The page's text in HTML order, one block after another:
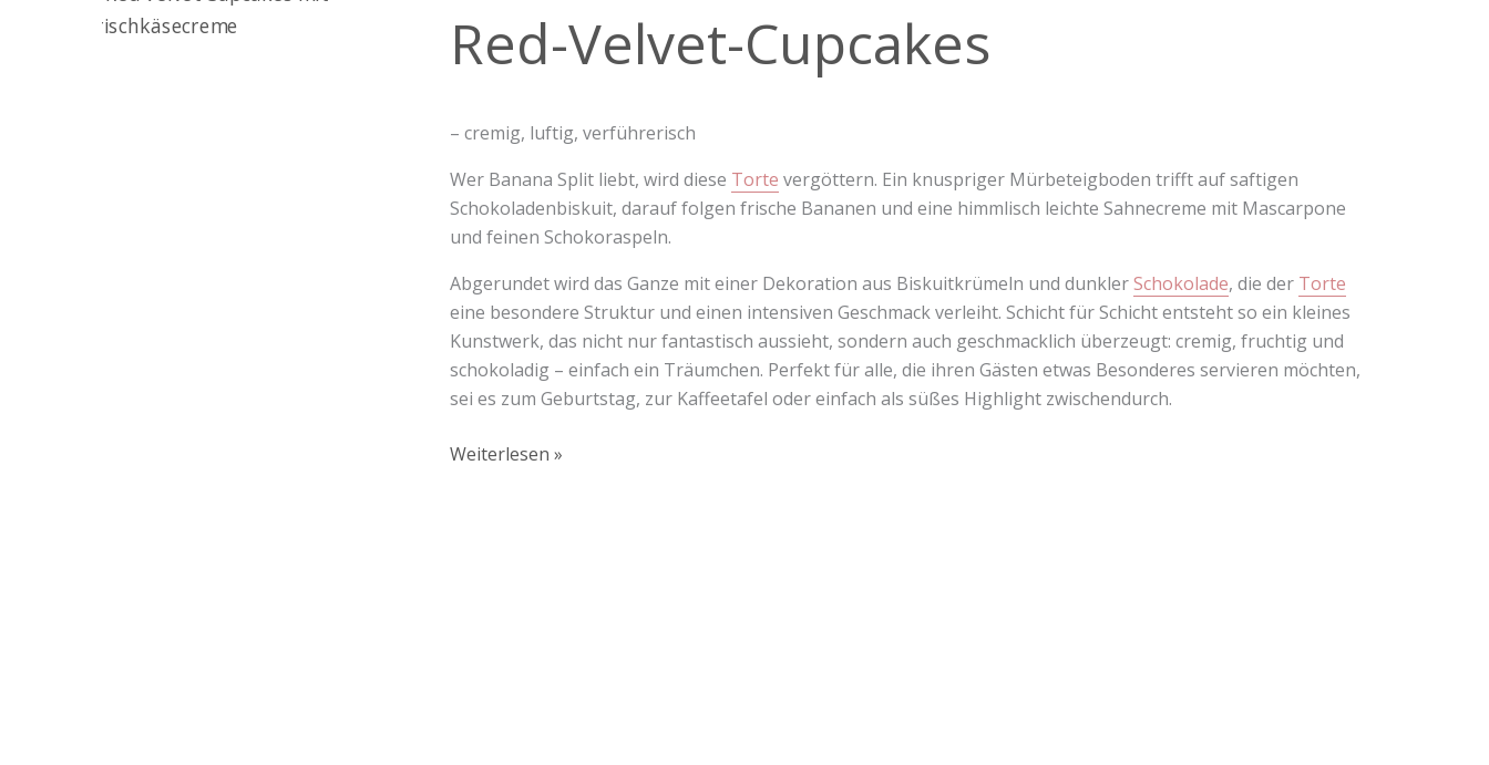
Red-Velvet-Cupcakes
– cremig, luftig, verführerisch
Wer Banana Split liebt, wird diese Torte vergöttern. Ein knuspriger Mürbeteigboden trifft auf saftigen
Schokoladenbiskuit, darauf folgen frische Bananen und eine himmlisch leichte Sahnecreme mit Mascarpone
und feinen Schokoraspeln.
Abgerundet wird das Ganze mit einer Dekoration aus Biskuitkrümeln und dunklerSchokolade, die der Torte
eine besondere Struktur und einen intensiven Geschmack verleiht. Schicht für Schicht entsteht so ein kleines
Kunstwerk, das nicht nur fantastisch aussieht, sondern auch geschmacklich überzeugt: cremig, fruchtig und
schokoladig – einfach ein Träumchen. Perfekt für alle, die ihren Gästen etwas Besonderes servieren möchten,
sei es zum Geburtstag, zur Kaffeetafel oder einfach als süßes Highlight zwischendurch.
Velvet-
Cupcakes
Weiterlesen »